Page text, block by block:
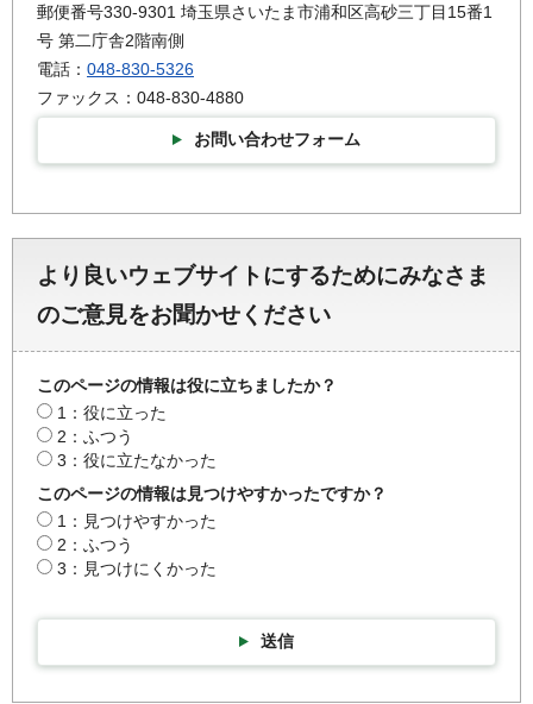
郵便番号330-9301 埼玉県さいたま市浦和区高砂三丁目15番1
号 第二庁舎2階南側
電話： 048-830-5326
ファックス：048-830-4880
お問い合わせフォーム
より良いウェブサイトにするためにみなさま
のご意見をお聞かせください
このページの情報は役に立ちましたか？
1：役に立った
2：ふつう
3：役に立たなかった
このページの情報は見つけやすかったですか？
1：見つけやすかった
2：ふつう
3：見つけにくかった
送信